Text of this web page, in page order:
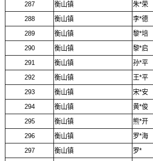
287
衡山镇
朱*荣
288
衡山镇
李*德
289
衡山镇
黎*培
290
衡山镇
黎*启
291
衡山镇
孙*平
292
衡山镇
王*平
293
衡山镇
宋*安
294
衡山镇
黄*俊
295
衡山镇
熊*开
296
衡山镇
罗*海
297
衡山镇
罗*